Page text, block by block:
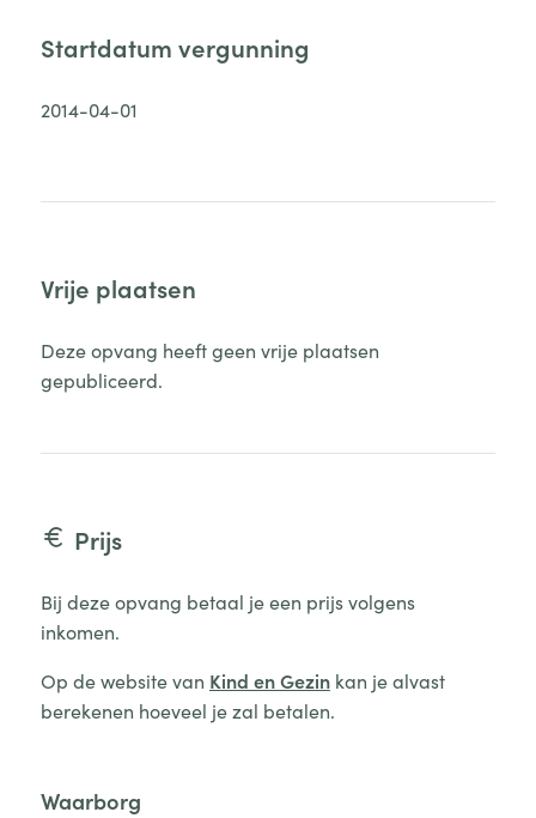
Startdatum vergunning
2014-04-01
Vrije plaatsen
Deze opvang heeft geen vrije plaatsen
gepubliceerd.
Prijs
Bij deze opvang betaal je een prijs volgens
inkomen.
Op de website van Kind en Gezinkan je alvast
berekenen hoeveel je zal betalen.
Waarborg